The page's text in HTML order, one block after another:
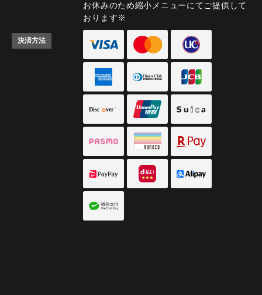
お休みのため縮小メニューにてご提供して
おります※
決済方法